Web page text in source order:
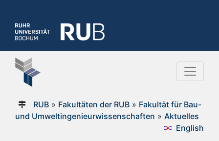
RUB» Fakultäten der RUB» Fakultät für Bau-
und Umweltingenieurwissenschaften » Aktuelles
English